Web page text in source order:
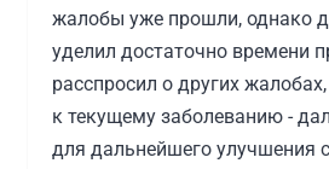
жалобы уже прошли, однако
уделил достаточно времени
расспросил о других
к текущему заболеванию -
для дальнейшего улучшения